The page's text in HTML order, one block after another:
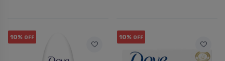
10% OFF 10% OFF